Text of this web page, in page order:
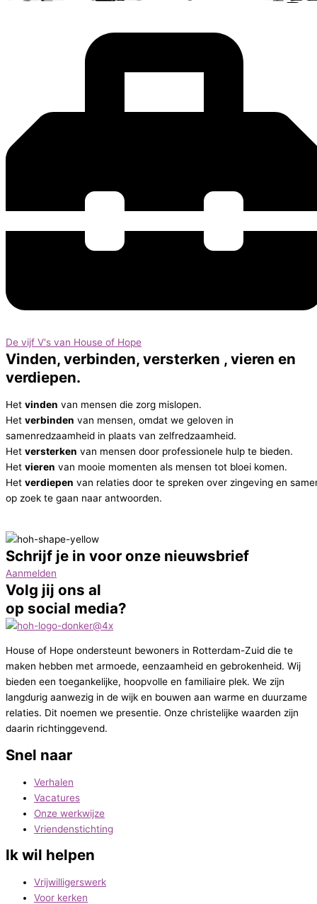
De vijf V's van House of Hope
Vinden, verbinden, versterken , vieren en
verdiepen.
Het vinden van mensen die zorg mislopen.
Het verbinden van mensen, omdat we geloven in
samenredzaamheid in plaats van zelfredzaamheid.
Het versterken van mensen door professionele hulp te bieden.
Het vieren van mooie momenten als mensen tot bloei komen.
Het verdiepen van relaties door te spreken over zingeving en
op zoek te gaan naar antwoorden.
Schrijf je in voor onze nieuwsbrief
Aanmelden
Volg jij ons al
op social media?
House of Hope ondersteunt bewoners in Rotterdam-Zuid die te
maken hebben met armoede, eenzaamheid en gebrokenheid. Wij
bieden een toegankelijke, hoopvolle en familiaire plek. We zijn
langdurig aanwezig in de wijk en bouwen aan warme en duurzame
relaties. Dit noemen we presentie. Onze christelijke waarden zijn
daarin richtinggevend.
Snel naar
Verhalen
Vacatures
Onze werkwijze
Vriendenstichting
Ik wil helpen
Vrijwilligerswerk
Voor kerken